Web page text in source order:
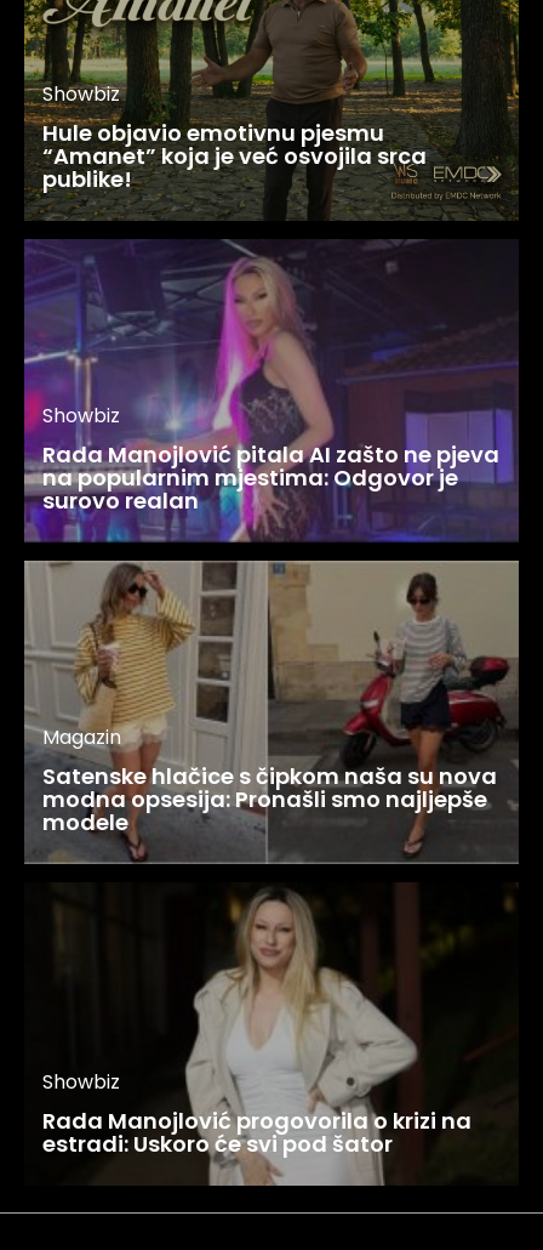
Showbiz
Hule objavio emotivnu pjesmu
“Amanet” koja je već osvojila srca
publike!
Showbiz
Rada Manojlović pitala AI zašto ne pjeva
na popularnim mjestima: Odgovor je
surovo realan
Magazin
Satenske hlačice s čipkom naša su nova
modna opsesija: Pronašli smo najljepše
modele
Showbiz
Rada Manojlović progovorila o krizi na
estradi: Uskoro će svi pod šator